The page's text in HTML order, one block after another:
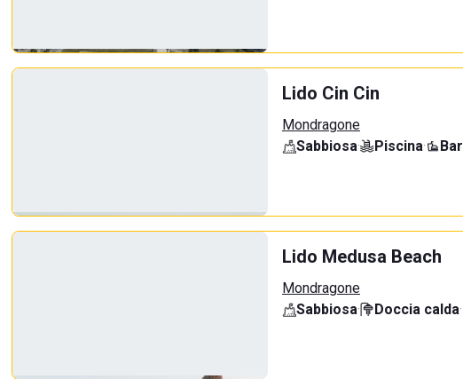
Lido Cin Cin
Mondragone
Sabbiosa· Piscina· Bar
Lido Medusa Beach
Mondragone
Sabbiosa· Doccia calda·